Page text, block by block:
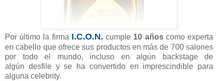
Por último la firma I.C.O.N. cumple 10 añoscomo experta
en cabello que ofrece sus productos en más de 700 salones
por todo el mundo, incluso en algún backstage de
algún desfile y se ha convertido en imprescindible para
alguna celebrity.